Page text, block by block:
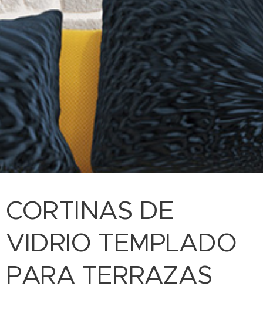
CORTINAS DE
VIDRIO TEMPLADO
PARA TERRAZAS